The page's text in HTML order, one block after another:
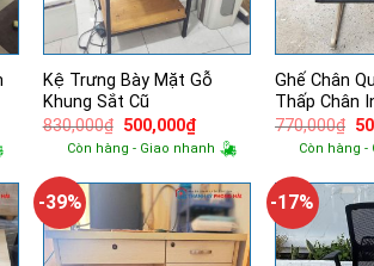
Kệ Trưng Bày Mặt Gỗ
Khung Sắt Cũ
830,000₫ Giá
gốc
là:
500,000₫Giá
hiện
tại
500,000₫.
Còn hàng - Giao nhanh
Ghế Chân
Thấp Chân
770,000₫
là:
Còn hàng -
-39% -17%